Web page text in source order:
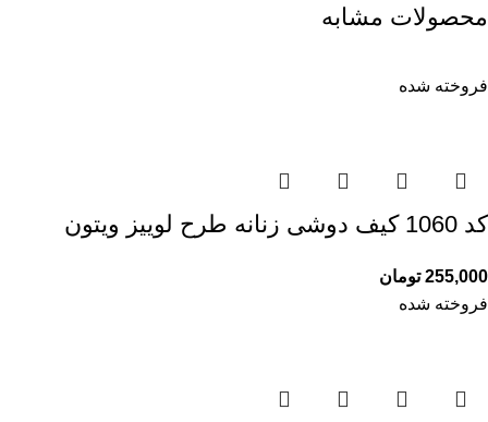
محصولات مشابه
فروخته شده
کد 1060 کیف دوشی زنانه طرح لوییز ویتون
255,000 تومان
فروخته شده